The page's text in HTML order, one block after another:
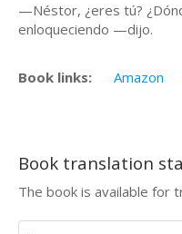
—Néstor, ¿eres tú?
enloqueciendo —dijo.
Book links: Amazon
Book translation
The book is available for